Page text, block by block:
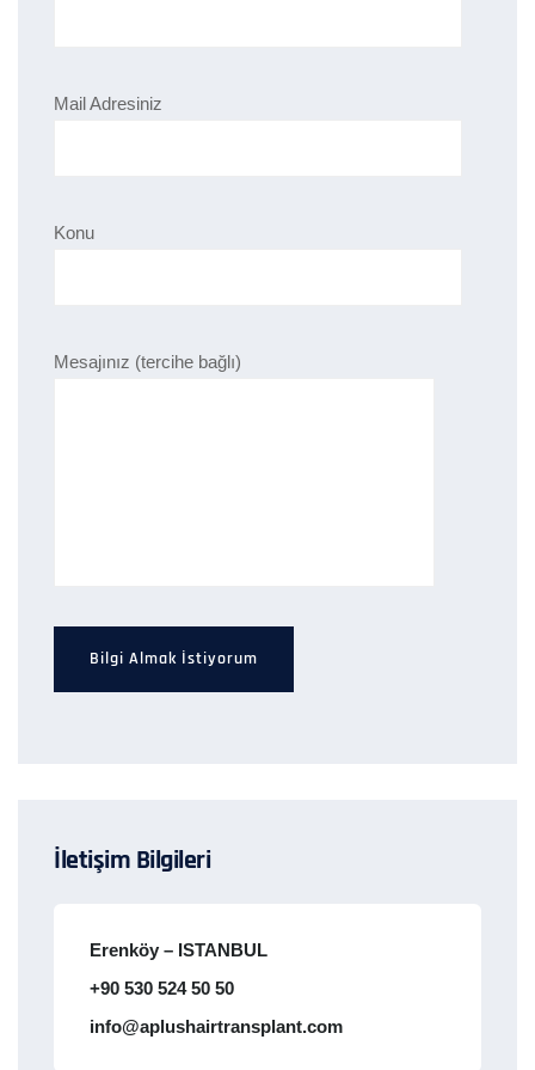
Mail Adresiniz
Konu
Mesajınız (tercihe bağlı)
İletişim Bilgileri
Erenköy – ISTANBUL
+90 530 524 50 50
info@aplushairtransplant.com